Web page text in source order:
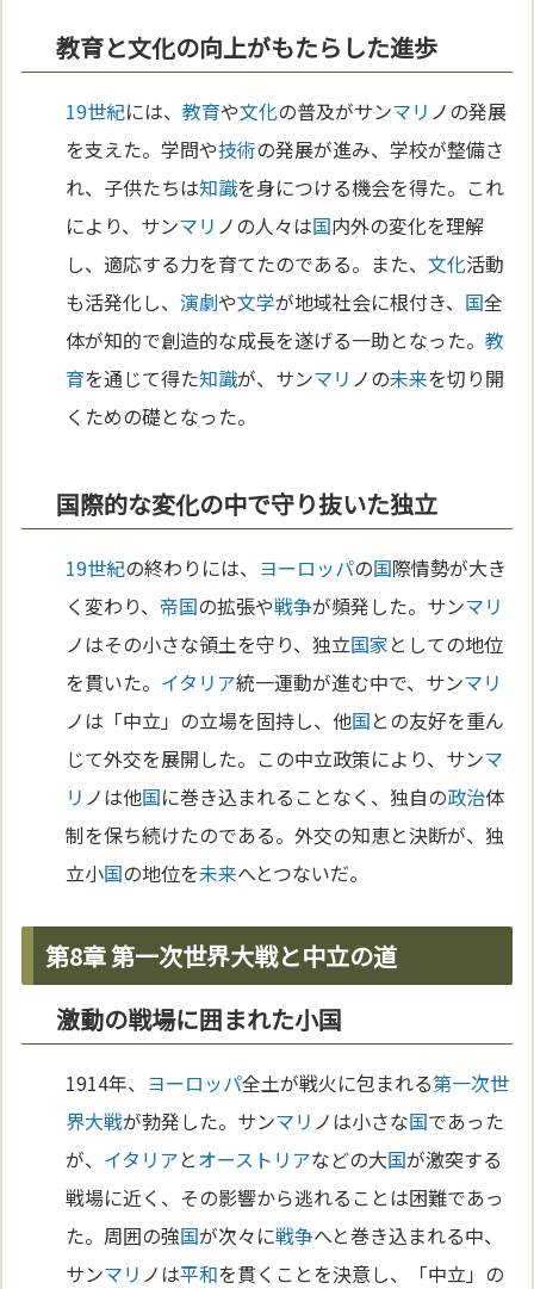
教育と文化の向上がもたらした進歩
19世紀には、教育や文化の普及がサンマリ ノの発展
を支えた。学問や技術の発展が進み、学校が整備さ
れ、子供たちは知識を身につける機会を得た。これ
により、サンマリ ノの人々は国内外の変化を理解
し、適応する力を育てたのである。また、文化活動
も活発化し、演劇や文学が地域社会に根付き、 国全
体が知的で創造的な成長を遂げる一助となった。教
育を通じて得た知識が、サンマリ ノの未来を切り開
くための礎となった。
国際的な変化の中で守り抜いた独立
19世紀の終わりには、 ヨーロッパの国際情勢が大き
く変わり、 帝国の拡張や戦争が頻発した。サンマリ
ノはその小さな領土を守り、独立国家としての地位
を貫いた。 イタリア統一運動が進む中で、サンマリ
ノは「中立」の立場を固持し、他国との友好を重ん
じて外交を展開した。この中立政策により、サンマ
リ ノは他国に巻き込まれることなく、独自の政治体
制を保ち続けたのである。外交の知恵と決断が、独
立小国の地位を未来へとつないだ。
第8章 第一次世界大戦と中立の道
激動の戦場に囲まれた小国
1914年、 ヨーロッパ全土が戦火に包まれる第一次世
界大戦が勃発した。サンマリ ノは小さな国であった
が、 イタリアとオーストリアなどの大国が激突する
戦場に近く、その影響から逃れることは困難であっ
た。周囲の強国が次々に戦争へと巻き込まれる中、
サンマリ ノは平和を貫くことを決意し、「中立」の